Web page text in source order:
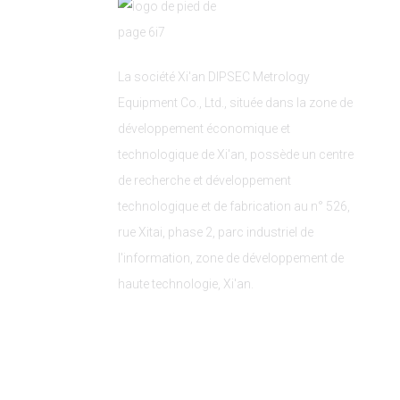
La société Xi'an DIPSEC Metrology
Equipment Co., Ltd., située dans la zone de
développement économique et
technologique de Xi'an, possède un centre
de recherche et développement
technologique et de fabrication au n° 526,
rue Xitai, phase 2, parc industriel de
l'information, zone de développement de
haute technologie, Xi'an.